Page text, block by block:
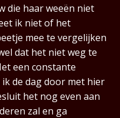
die haar weeën niet
ik niet of het
mee te vergelijken
dat het niet weg te
een constante
de dag door met hier
het nog even aan
zal en ga